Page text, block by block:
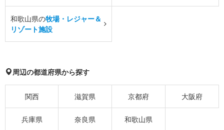
和歌山県の牧場・レジャー＆
リゾート施設
周辺の都道府県から探す
関西 滋賀県 京都府 大阪府
兵庫県 奈良県 和歌山県